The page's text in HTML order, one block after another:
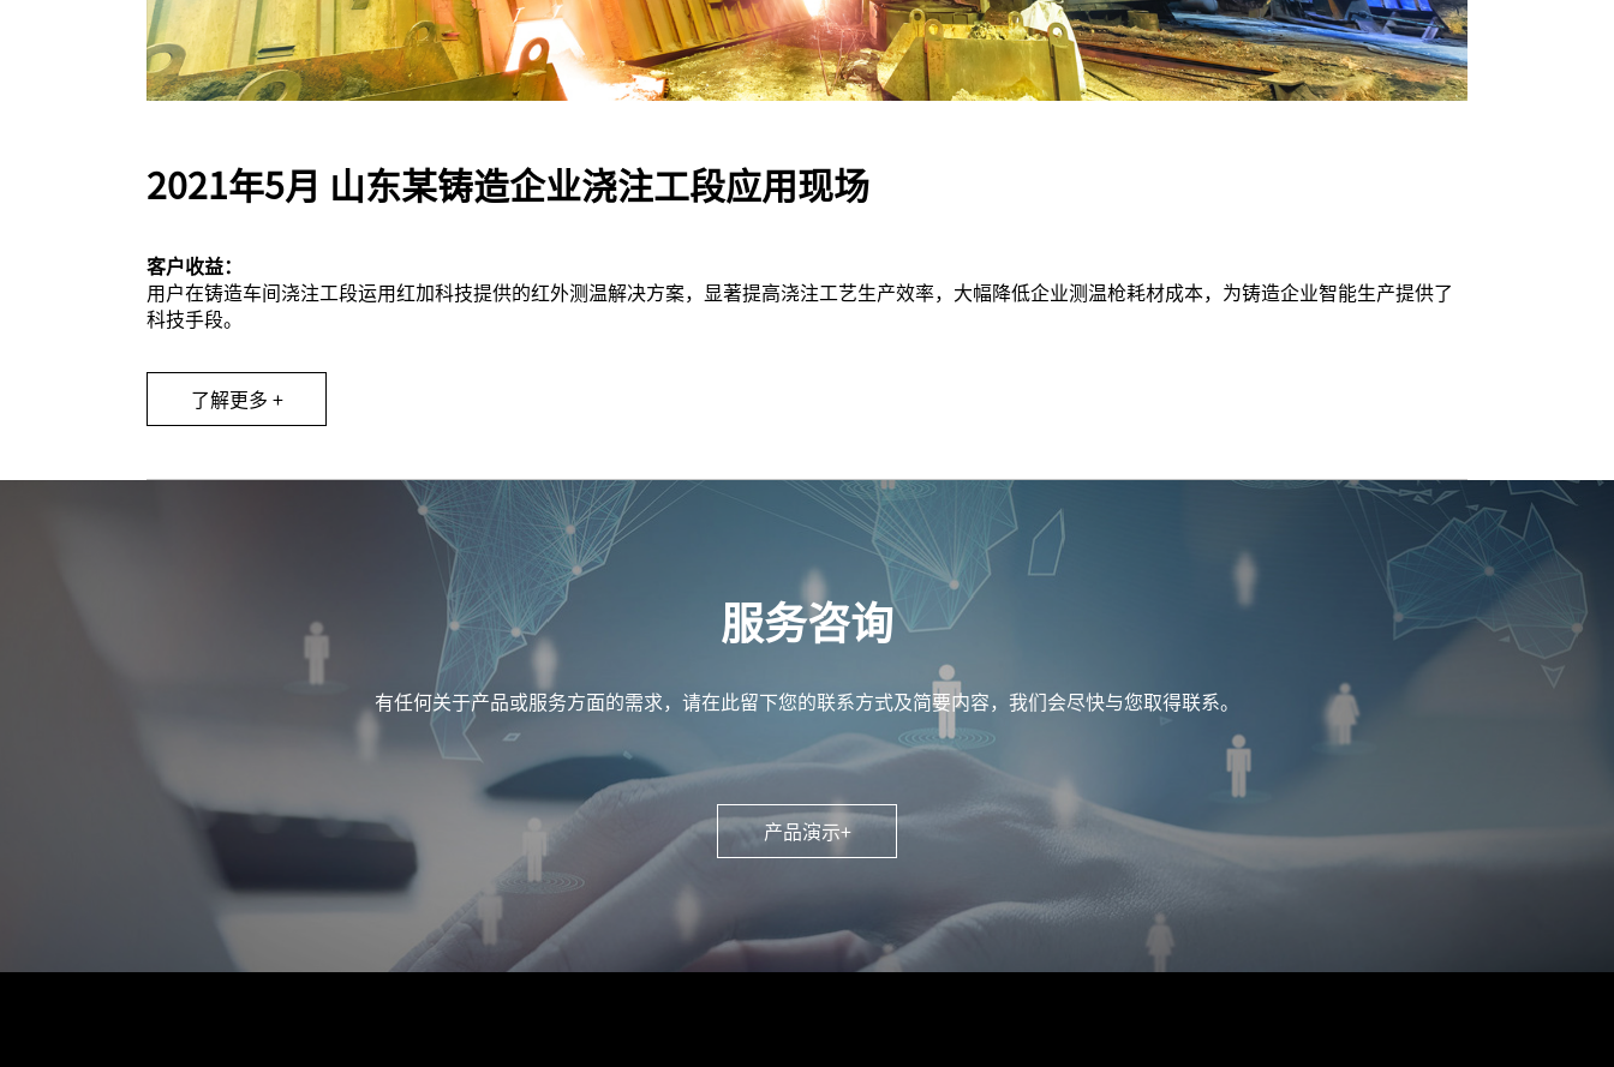
2021年5月 山东某铸造企业浇注工段应用现场
客户收益：
用户在铸造车间浇注工段运用红加科技提供的红外测温解决方案，显著提高浇注工艺生产效率，大幅降低企业测温枪耗材成本，为铸造企业智能生产提供了
科技手段。
了解更多 +
服务咨询
有任何关于产品或服务方面的需求，请在此留下您的联系方式及简要内容，我们会尽快与您取得联系。
产品演示+